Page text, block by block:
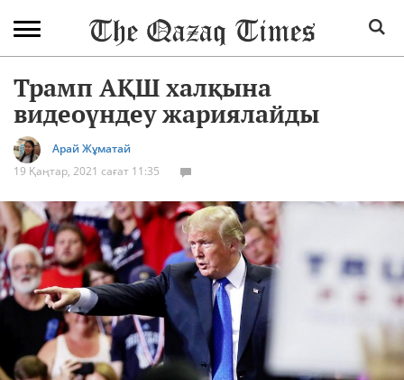
Трамп АҚШ халқына
видеоүндеу жариялайды
Арай Жұматай
19 Қаңтар, 2021 сағат 11:35